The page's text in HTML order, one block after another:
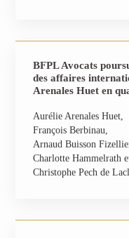
BFPL Avocats
des affaires
Arenales Huet en
Aurélie Arenales Huet
François Berbinau
Arnaud Buisson
Charlotte Hammelrath
Christophe Pech de